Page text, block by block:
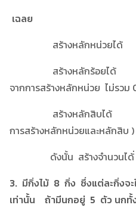
เฉลย
สร้างหลักหน่วยไ
สร้างหลักร้อยได้
จากการสร้างหลักหน่วย ไม่รวม
สร้างหลักสิบได้ 5
การสร้างหลักหน่วยและหลักสิบ )
ดังนั้น สร้างจำนวนได้่
3. มีกิ่งไม้ 8 กิ่ง ซึ่งแต่ละกิ่งจะ
เท่านั้น ถ้ามีนกอยู่ 5 ตัว นกทั้ง